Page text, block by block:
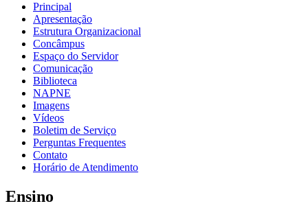
Principal
Apresentação
Estrutura Organizacional
Concâmpus
Espaço do Servidor
Comunicação
Biblioteca
NAPNE
Imagens
Vídeos
Boletim de Serviço
Perguntas Frequentes
Contato
Horário de Atendimento
Ensino